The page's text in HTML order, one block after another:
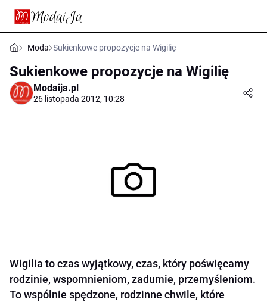
Moda Sukienkowe propozycje na Wigilię
Sukienkowe propozycje na Wigilię
Modaija.pl
26 listopada 2012, 10:28
Wigilia to czas wyjątkowy, czas, który poświęcamy
rodzinie, wspomnieniom, zadumie, przemyśleniom.
To wspólnie spędzone, rodzinne chwile, które